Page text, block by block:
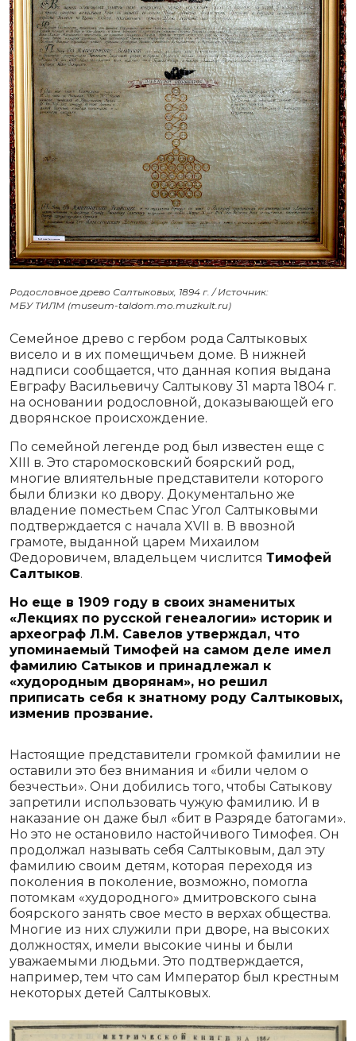
Родословное древо Салтыковых, 1894 г. / Источник:
МБУ ТИЛМ (museum-taldom.mo.muzkult.ru)
Семейное древо с гербом рода Салтыковых
висело и в их помещичьем доме. В нижней
надписи сообщается, что данная копия выдана
Евграфу Васильевичу Салтыкову 31 марта 1804 г.
на основании родословной, доказывающей его
дворянское происхождение.
По семейной легенде род был известен еще с
XIII в. Это старомосковский боярский род,
многие влиятельные представители которого
были близки ко двору. Документально же
владение поместьем Спас Угол Салтыковыми
подтверждается с начала XVII в. В ввозной
грамоте, выданной царем Михаилом
Федоровичем, владельцем числится Тимофей
Салтыков.
Но еще в 1909 году в своих знаменитых
«Лекциях по русской генеалогии» историк и
археограф Л.М. Савелов утверждал, что
упоминаемый Тимофей на самом деле имел
фамилию Сатыков и принадлежал к
«худородным дворянам», но решил
приписать себя к знатному роду Салтыковых,
изменив прозвание.
Настоящие представители громкой фамилии не
оставили это без внимания и «били челом о
безчестьи». Они добились того, чтобы Сатыкову
запретили использовать чужую фамилию. И в
наказание он даже был «бит в Разряде батогами».
Но это не остановило настойчивого Тимофея. Он
продолжал называть себя Салтыковым, дал эту
фамилию своим детям, которая переходя из
поколения в поколение, возможно, помогла
потомкам «худородного» дмитровского сына
боярского занять свое место в верхах общества.
Многие из них служили при дворе, на высоких
должностях, имели высокие чины и были
уважаемыми людьми. Это подтверждается,
например, тем что сам Император был крестным
некоторых детей Салтыковых.